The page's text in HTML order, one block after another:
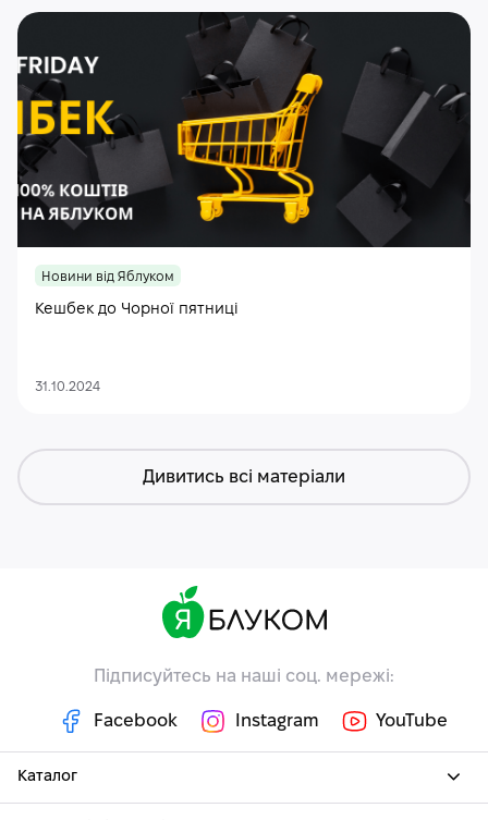
Новини від Яблуком
Кешбек до Чорної пятниці
31.10.2024
Дивитись всі матеріали
Підписуйтесь на наші соц. мережі:
Facebook Instagram YouTube
Каталог